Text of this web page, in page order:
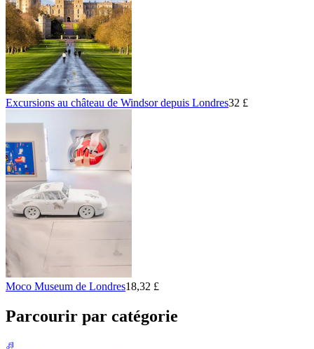
Excursions au château de Windsor depuis Londres32 £
Moco Museum de Londres18,32 £
Parcourir par catégorie